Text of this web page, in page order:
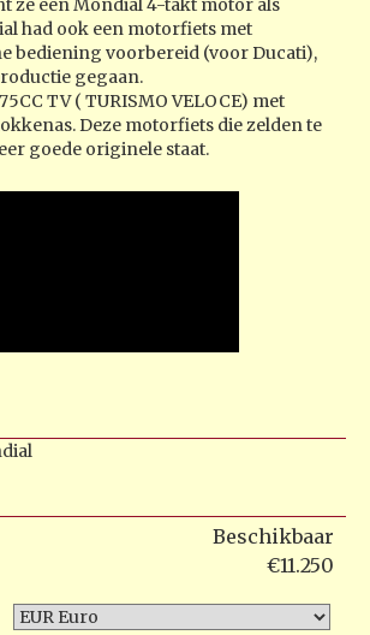
ze een Mondial 4-takt motor als
had ook een motorfiets met
bediening voorbereid (voor Ducati),
gegaan.
TV ( TURISMO VELOCE) met
Deze motorfiets die zelden te
goede originele staat.
Beschikbaar
€11.250